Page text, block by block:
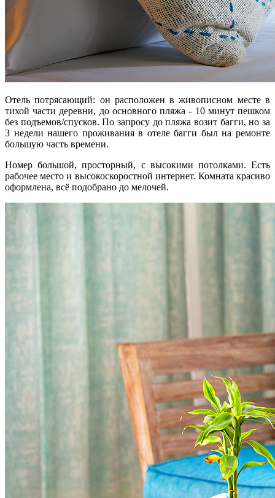
Отель потрясающий: он расположен в живописном месте в
тихой части деревни, до основного пляжа - 10 минут пешком
без подъемов/спусков. По запросу до пляжа возит багги, но за
3 недели нашего проживания в отеле багги был на ремонте
большую часть времени.
Номер большой, просторный, с высокими потолками. Есть
рабочее место и высокоскоростной интернет. Комната красиво
оформлена, всё подобрано до мелочей.